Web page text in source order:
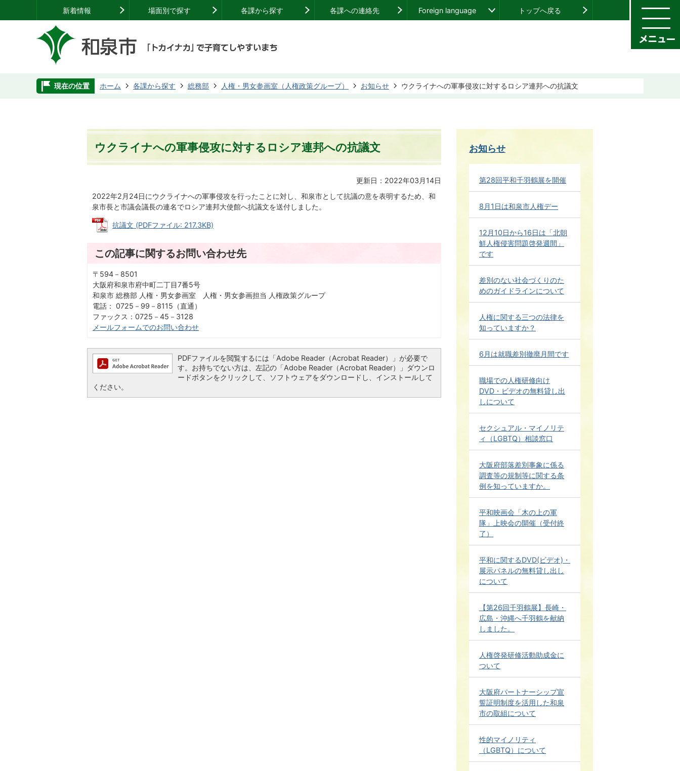
新着情報 場面別で探す 各課から探す 各課への連絡先 Foreign language トップへ戻る
現在の位置 ホーム 各課から探す 総務部 人権・男女参画室（人権政策グループ） お知らせ ウクライナへの軍事侵攻に対するロシア連邦への抗議文
ウクライナへの軍事侵攻に対するロシア連邦への抗議文
更新日：2022年03月14日
2022年2月24日にウクライナへの軍事侵攻を行ったことに対し、和泉市として抗議の意を表明するため、和
泉市長と市議会議長の連名でロシア連邦大使館へ抗議文を送付しました。
抗議文 (PDFファイル: 217.3KB)
この記事に関するお問い合わせ先
〒594－8501
大阪府和泉市府中町二丁目7番5号
和泉市 総務部 人権・男女参画室 人権・男女参画担当 人権政策グループ
電話： 0725－99－8115（直通）
ファックス：0725－45－3128
メールフォームでのお問い合わせ
PDFファイルを閲覧するには「Adobe Reader（Acrobat Reader）」が必要で
す。お持ちでない方は、左記の「Adobe Reader（Acrobat Reader）」ダウンロ
ードボタンをクリックして、ソフトウェアをダウンロードし、インストールして
ください。
お知らせ
第28回平和千羽鶴展を開催
8月1日は和泉市人権デー
12月10日から16日は「北朝
鮮人権侵害問題啓発週間」
です
差別のない社会づくりのた
めのガイドラインについて
人権に関する三つの法律を
知っていますか？
6月は就職差別撤廃月間です
職場での人権研修向け
DVD・ビデオの無料貸し出
しについて
セクシュアル・マイノリテ
ィ（LGBTQ）相談窓口
大阪府部落差別事象に係る
調査等の規制等に関する条
例を知っていますか。
平和映画会「木の上の軍
隊」上映会の開催（受付終
了）
平和に関するDVD(ビデオ)・
展示パネルの無料貸し出し
について
【第26回千羽鶴展】長崎・
広島・沖縄へ千羽鶴を献納
しました。
人権啓発研修活動助成金に
ついて
大阪府パートナーシップ宣
誓証明制度を活用した和泉
市の取組について
性的マイノリティ
（LGBTQ）について